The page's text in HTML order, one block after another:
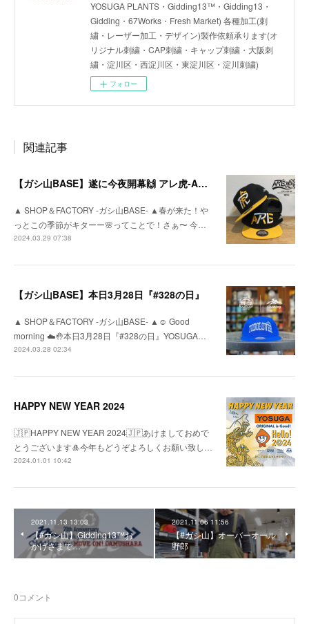
YOSUGA PLANTS・Gidding13™・Gidding13・
Gidding・67Works・Fresh Market) 各種加工(刺
繍・レーザー加工・デザイン)製作依頼承ります(オ
リジナル刺繍・CAP刺繍・キャップ刺繍・大阪刺
繍・淀川区・西淀川区・東淀川区・淀川刺繍)
フォロー
関連記事
【ガシ山BASE】遂に今夜開幕🙌 アレ虎-ARETORA-
▲ SHOP＆FACTORY -ガシ山BASE- ▲春が来た！や
っとこの季節がキターー🌸ってことで！さぁ〜 今…
2024.03.29 07:38
【ガシ山BASE】本日3月28日『#328の日』
▲ SHOP＆FACTORY -ガシ山BASE- ▲☺︎ Good
morning ☁️🤚本日3月28日『#328の日』YOSUGA…
2024.03.28 02:34
HAPPY NEW YEAR 2024
🇯🇵HAPPY NEW YEAR 2024🇯🇵あけましておめで
とうございます🎍今年もどうぞよろしくお願い致し…
2024.01.01 10:42
2021.11.13 13:03
【#ガシ山】Gidding13™お
かげさまで…
2021.11.06 11:56
【#ガシ山】オーバーオール
野郎
0コメント